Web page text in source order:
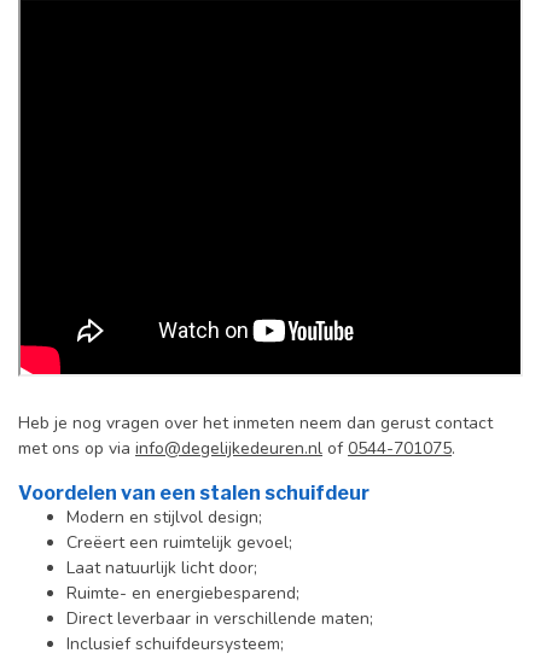
Heb je nog vragen over het inmeten neem dan gerust contact
met ons op via info@degelijkedeuren.nl of0544-701075.
Voordelen van een stalen schuifdeur
Modern en stijlvol design;
Creëert een ruimtelijk gevoel;
Laat natuurlijk licht door;
Ruimte- en energiebesparend;
Direct leverbaar in verschillende maten;
Inclusief schuifdeursysteem;